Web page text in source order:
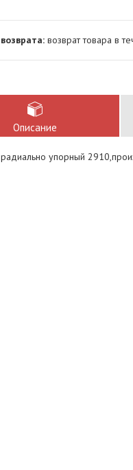
возврат товара в
Описание
упорный